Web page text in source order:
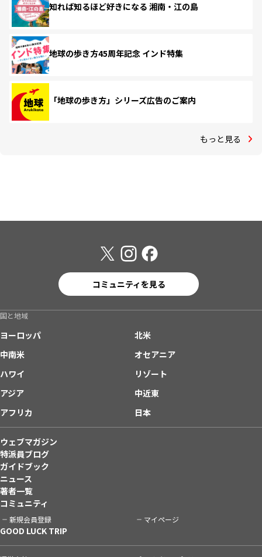
知れば知るほど好きになる 湘南・江の島
地球の歩き方45周年記念 インド特集
「地球の歩き方」シリーズ広告のご案内
もっと見る
コミュニティを見る
国と地域
ヨーロッパ
北米
中南米
オセアニア
ハワイ
リゾート
アジア
中近東
アフリカ
日本
ウェブマガジン
特派員ブログ
ガイドブック
ニュース
著者一覧
コミュニティ
新規会員登録 マイページ
GOOD LUCK TRIP